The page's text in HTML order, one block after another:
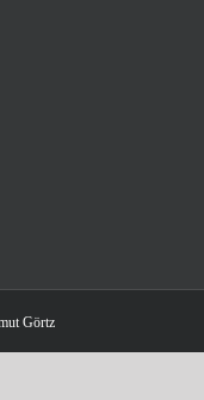
Görtz